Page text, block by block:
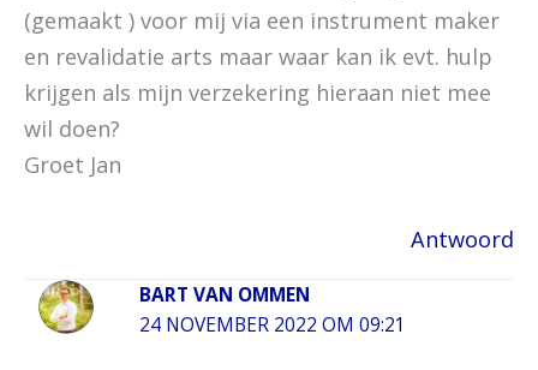
(gemaakt ) voor mij via een instrument maker
en revalidatie arts maar waar kan ik evt. hulp
krijgen als mijn verzekering hieraan niet mee
wil doen?
Groet Jan
Antwoord
BART VAN OMMEN
24 NOVEMBER 2022 OM 09:21